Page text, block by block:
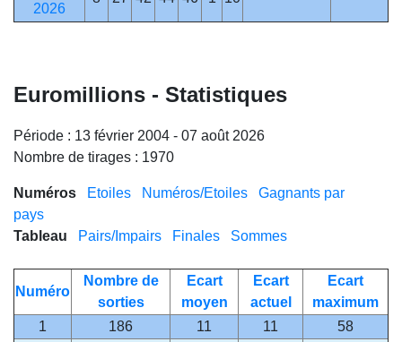
2026
Euromillions - Statistiques
Période : 13 février 2004 - 07 août 2026
Nombre de tirages : 1970
Numéros Etoiles Numéros/Etoiles
Gagnants par
pays
Tableau
Pairs/Impairs Finales Sommes
Numéro
Nombre de
sorties
Ecart
moyen
Ecart
actuel
Ecart
maximum
1
186 11 11
58